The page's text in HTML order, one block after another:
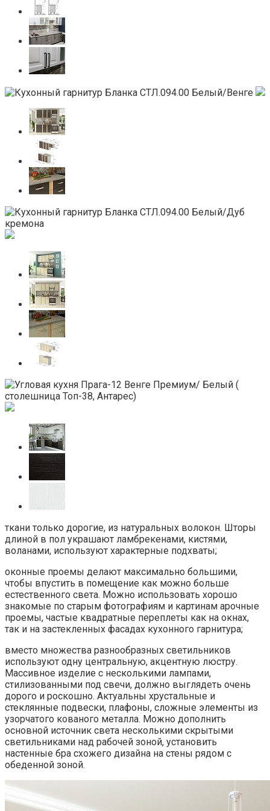
ткани только дорогие, из натуральных волокон. Шторы
длиной в пол украшают ламбрекенами, кистями,
воланами, используют характерные подхваты;
оконные проемы делают максимально большими,
чтобы впустить в помещение как можно больше
естественного света. Можно использовать хорошо
знакомые по старым фотографиям и картинам арочные
проемы, частые квадратные переплеты как на окнах,
так и на застекленных фасадах кухонного гарнитура;
вместо множества разнообразных светильников
используют одну центральную, акцентную люстру.
Массивное изделие с несколькими лампами,
стилизованными под свечи, должно выглядеть очень
дорого и роскошно. Актуальны хрустальные и
стеклянные подвески, плафоны, сложные элементы из
узорчатого кованого металла. Можно дополнить
основной источник света несколькими скрытыми
светильниками над рабочей зоной, установить
настенные бра схожего дизайна на стены рядом с
обеденной зоной.